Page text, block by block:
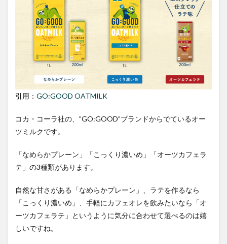
引用： GO:GOOD OATMILK
コカ・コーラ社の、”GO:GOOD”ブランドからでているオー
ツミルクです。
「なめらかプレーン」「こっくり濃いめ」「オーツカフェラ
テ」の3種類があります。
自然な甘さがある「なめらかプレーン」、ラテを作るなら
「こっくり濃いめ」、手軽にカフェオレを飲みたいなら「オ
ーツカフェラテ」というように気分に合わせて選べるのは嬉
しいですね。